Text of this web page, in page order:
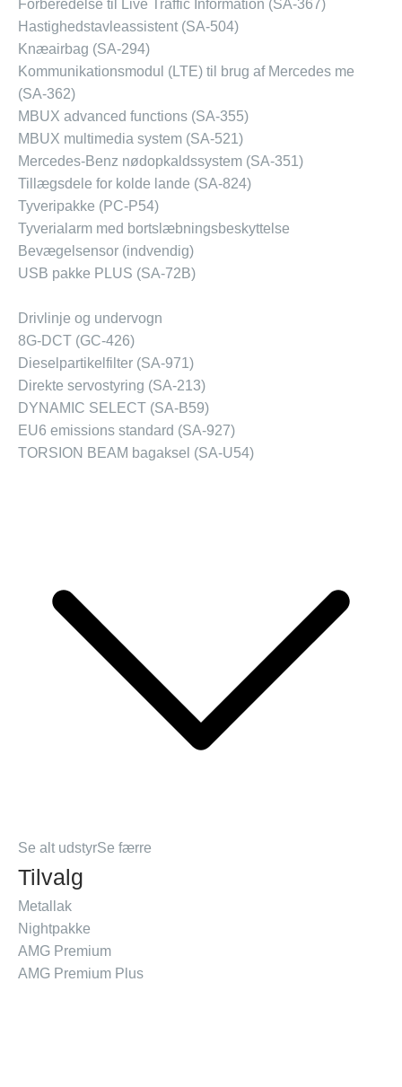
Forberedelse til Live Traffic Information (SA-367)
Hastighedstavleassistent (SA-504)
Knæairbag (SA-294)
Kommunikationsmodul (LTE) til brug af Mercedes me
(SA-362)
MBUX advanced functions (SA-355)
MBUX multimedia system (SA-521)
Mercedes-Benz nødopkaldssystem (SA-351)
Tillægsdele for kolde lande (SA-824)
Tyveripakke (PC-P54)
Tyverialarm med bortslæbningsbeskyttelse
Bevægelsensor (indvendig)
USB pakke PLUS (SA-72B)
Drivlinje og undervogn
8G-DCT (GC-426)
Dieselpartikelfilter (SA-971)
Direkte servostyring (SA-213)
DYNAMIC SELECT (SA-B59)
EU6 emissions standard (SA-927)
TORSION BEAM bagaksel (SA-U54)
Se alt udstyrSe færre
Tilvalg
Metallak
Nightpakke
AMG Premium
AMG Premium Plus